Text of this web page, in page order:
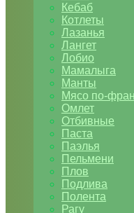
Кебаб
Котлеты
Лазанья
Лангет
Лобио
Мамалыга
Манты
Мясо по-
Омлет
Отбивные
Паста
Паэлья
Пельмени
Плов
Подлива
Полента
Рагу